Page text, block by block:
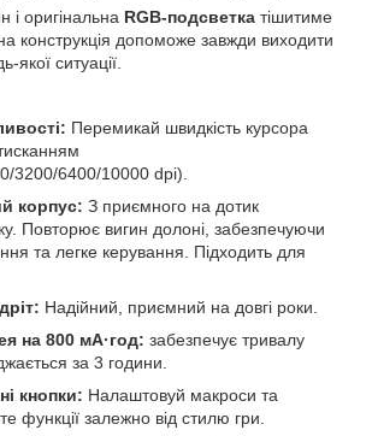
і оригінальна RGB-подсветка тішитиме
конструкція допоможе завжди виходити
якої ситуації.
Перемикай швидкість курсора
3200/6400/10000 dpi).
корпус: З приємного на дотик
Повторює вигин долоні, забезпечуючи
та легке керування. Підходить для
Надійний, приємний на довгі роки.
на 800 мА·год: забезпечує тривалу
за 3 години.
кнопки: Налаштовуй макроси та
функції залежно від стилю гри.